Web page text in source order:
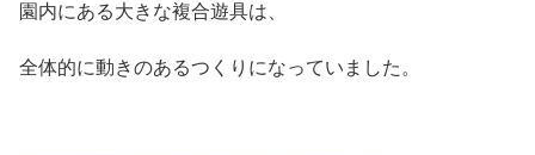
園内にある大きな複合遊具は、
全体的に動きのあるつくりになっていました。